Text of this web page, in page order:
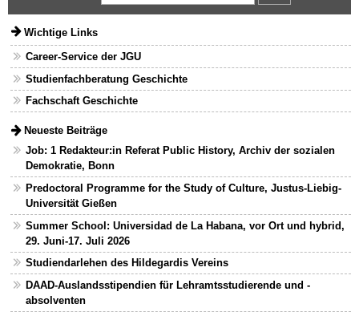
Wichtige Links
Career-Service der JGU
Studienfachberatung Geschichte
Fachschaft Geschichte
Neueste Beiträge
Job: 1 Redakteur:in Referat Public History, Archiv der sozialen
Demokratie, Bonn
Predoctoral Programme for the Study of Culture, Justus-Liebig-
Universität Gießen
Summer School: Universidad de La Habana, vor Ort und hybrid,
29. Juni-17. Juli 2026
Studiendarlehen des Hildegardis Vereins
DAAD-Auslandsstipendien für Lehramtsstudierende und -
absolventen